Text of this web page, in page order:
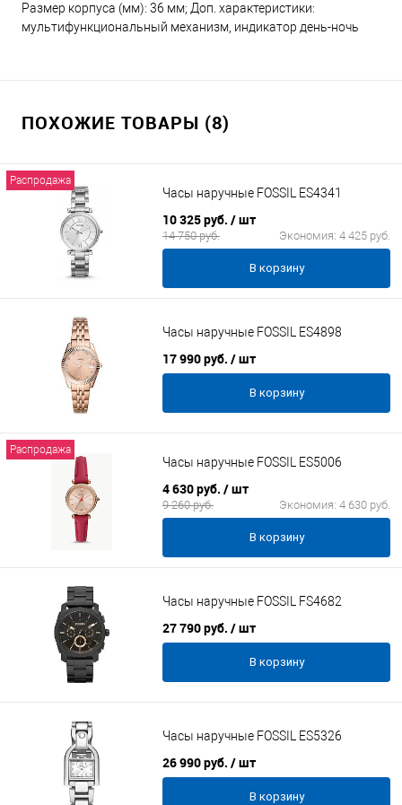
Размер корпуса (мм): 36 мм; Доп. характеристики:
мультифункциональный механизм, индикатор день-ночь
ПОХОЖИЕ ТОВАРЫ (8)
Распродажа
Часы наручные FOSSIL ES4341
10 325 руб. / шт
14 750 руб. Экономия: 4 425 руб.
В корзину
Часы наручные FOSSIL ES4898
17 990 руб. / шт
В корзину
Распродажа
Часы наручные FOSSIL ES5006
4 630 руб. / шт
9 260 руб. Экономия: 4 630 руб.
В корзину
Часы наручные FOSSIL FS4682
27 790 руб. / шт
В корзину
Часы наручные FOSSIL ES5326
26 990 руб. / шт
В корзину